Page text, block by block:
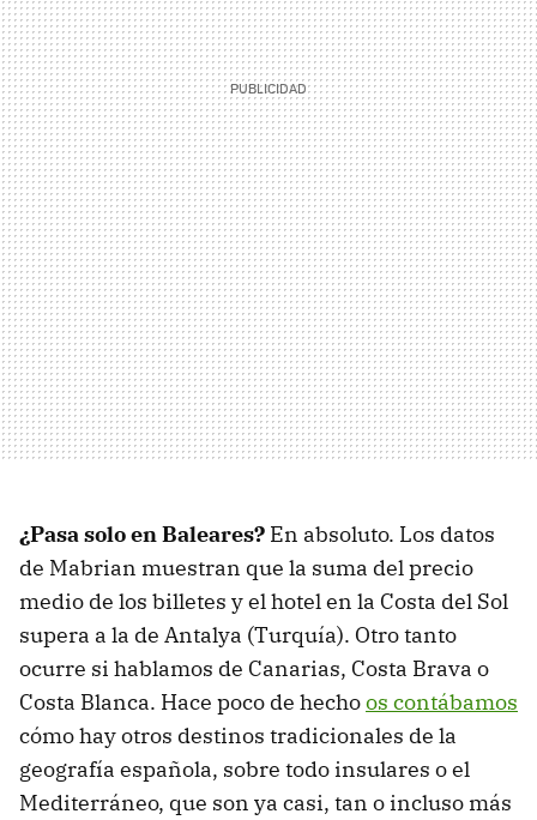
¿Pasa solo en Baleares? En absoluto. Los datos
de Mabrian muestran que la suma del precio
medio de los billetes y el hotel en la Costa del Sol
supera a la de Antalya (Turquía). Otro tanto
ocurre si hablamos de Canarias, Costa Brava o
Costa Blanca. Hace poco de hechoos contábamos
cómo hay otros destinos tradicionales de la
geografía española, sobre todo insulares o el
Mediterráneo, que son ya casi, tan o incluso más